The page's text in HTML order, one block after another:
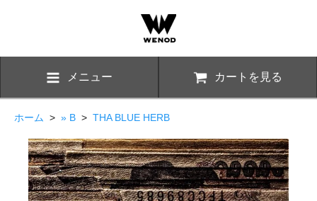
メニュー カートを見る
ホーム > » B > THA BLUE HERB